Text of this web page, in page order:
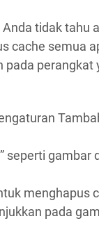
tidak tahu
cache semua
perangkat
” seperti gambar
menghapus
pada